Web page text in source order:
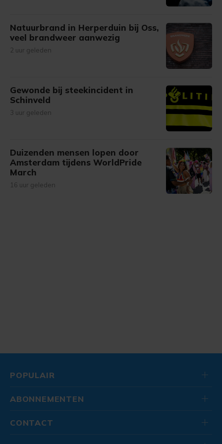
Natuurbrand in Herperduin bij Oss,
veel brandweer aanwezig
2 uur geleden
Gewonde bij steekincident in
Schinveld
3 uur geleden
Duizenden mensen lopen door
Amsterdam tijdens WorldPride
March
16 uur geleden
POPULAIR
ABONNEMENTEN
CONTACT